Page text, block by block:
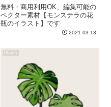
無料・商用利用OK、編集可能の
ベクター素材【モンステラの花
瓶のイラスト】です
2021.03.13
Plants